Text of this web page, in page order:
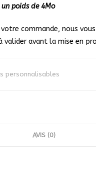
poids de 4Mo
commande, nous
valider avant la mise en
personnalisables
AVIS (0)